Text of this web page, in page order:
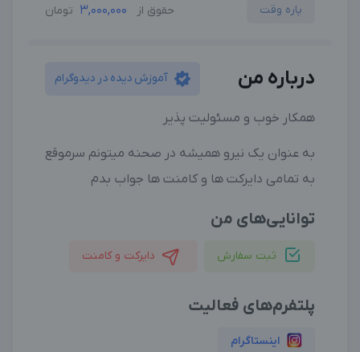
پاره وقت حقوق از 3,000,000 تومان
درباره من آموزش دیده در دیدوگرام
همکار خوب و مسئولیت پذیر
به عنوان یک نیرو همیشه در صحنه میتونم سرموقع
به تمامی دایرکت ها و کامنت ها جواب بدم
توانایی‌های من
ثبت سفارش دایرکت و کامنت
پلتفرم‌های فعالیت
اینستاگرام